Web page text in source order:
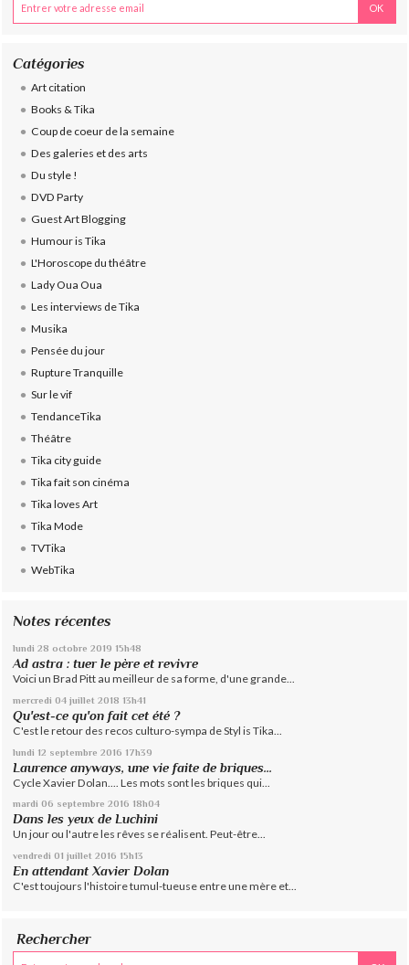
Catégories
Art citation
Books & Tika
Coup de coeur de la semaine
Des galeries et des arts
Du style !
DVD Party
Guest Art Blogging
Humour is Tika
L'Horoscope du théâtre
Lady Oua Oua
Les interviews de Tika
Musika
Pensée du jour
Rupture Tranquille
Sur le vif
TendanceTika
Théâtre
Tika city guide
Tika fait son cinéma
Tika loves Art
Tika Mode
TVTika
WebTika
Notes récentes
lundi 28 octobre 2019 15h48
Ad astra : tuer le père et revivre
Voici un Brad Pitt au meilleur de sa forme, d'une grande...
mercredi 04 juillet 2018 13h41
Qu'est-ce qu'on fait cet été ?
C'est le retour des recos culturo-sympa de Styl is Tika...
lundi 12 septembre 2016 17h39
Laurence anyways, une vie faite de briques...
Cycle Xavier Dolan.... Les mots sont les briques qui...
mardi 06 septembre 2016 18h04
Dans les yeux de Luchini
Un jour ou l'autre les rêves se réalisent. Peut-être...
vendredi 01 juillet 2016 15h13
En attendant Xavier Dolan
C'est toujours l'histoire tumul-tueuse entre une mère et...
Rechercher